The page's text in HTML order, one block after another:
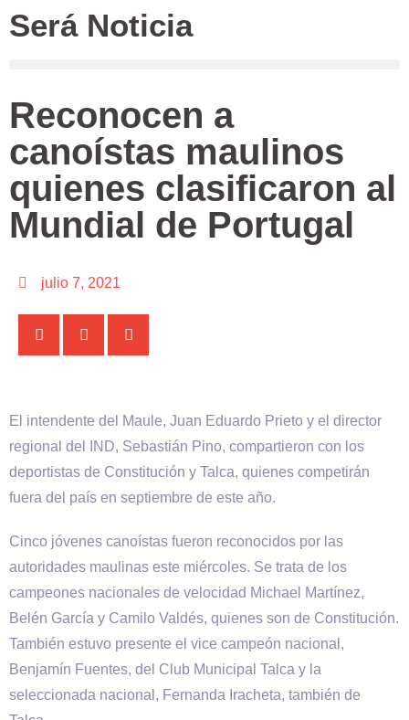
Será Noticia
Reconocen a
canoístas maulinos
quienes clasificaron al
Mundial de Portugal
julio 7, 2021
El intendente del Maule, Juan Eduardo Prieto y el director
regional del IND, Sebastián Pino, compartieron con los
deportistas de Constitución y Talca, quienes competirán
fuera del país en septiembre de este año.
Cinco jóvenes canoístas fueron reconocidos por las
autoridades maulinas este miércoles. Se trata de los
campeones nacionales de velocidad Michael Martínez,
Belén García y Camilo Valdés, quienes son de Constitución.
También estuvo presente el vice campeón nacional,
Benjamín Fuentes, del Club Municipal Talca y la
seleccionada nacional, Fernanda Iracheta, también de